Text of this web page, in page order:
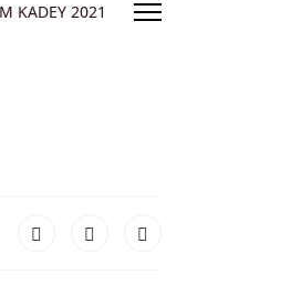
KADEY 2021